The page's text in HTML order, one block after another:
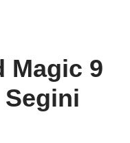
Magic 9